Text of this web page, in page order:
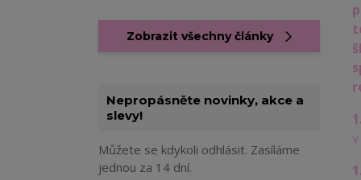
Zobrazit všechny články
Nepropásněte novinky, akce a
slevy!
Můžete se kdykoli odhlásit. Zasíláme
jednou za 14 dní.